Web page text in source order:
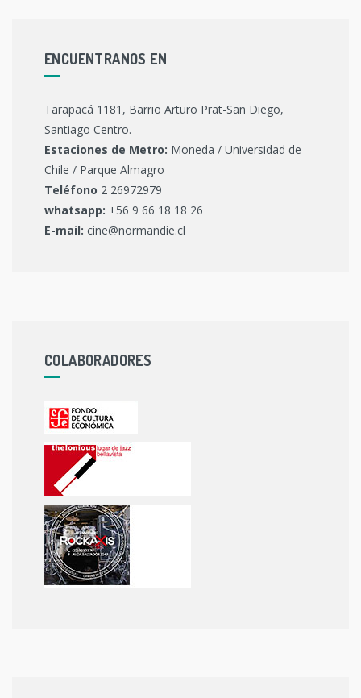
ENCUENTRANOS EN
Tarapacá 1181, Barrio Arturo Prat-San Diego,
Santiago Centro.
Estaciones de Metro: Moneda / Universidad de
Chile / Parque Almagro
Teléfono 2 26972979
whatsapp: +56 9 66 18 18 26
E-mail: cine@normandie.cl
COLABORADORES